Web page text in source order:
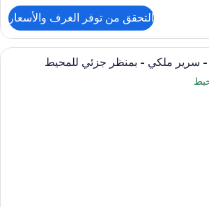
التحقق من توفر الغرف والأسعار
سرير ملكي - بمنظر جزئي للمحيط